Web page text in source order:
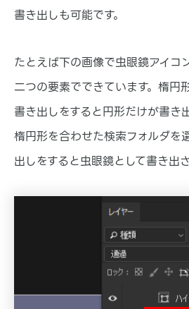
書き出しも可能です。
たとえば下の画像で虫眼鏡アイコ
二つの要素でできています。楕円
書き出しをすると円形だけが書き
楕円形を合わせた検索フォルダを
出しをすると虫眼鏡として書き出さ